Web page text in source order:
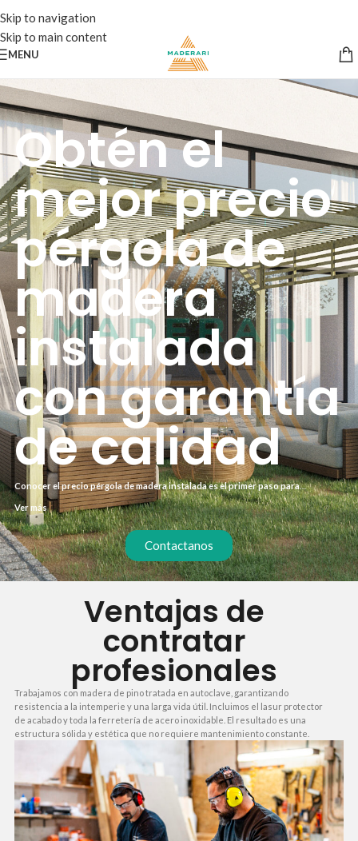
Skip to navigation
Skip to main content
MENU
Obtén el
mejor precio
pérgola de
madera
instalada
con garantía
de calidad
Conocer el precio pérgola de madera instalada es el primer paso para
transformar tu terraza o jardín en un espacio útil y protegido. En nuestra
empresa ofrecemos presupuestos cerrados sin sorpresas, incluyendo
materiales, tratamiento y mano de obra. Así sabes exactamente cuánto invertir
desde el principio.
Ver más
Contactanos
Ventajas de
contratar
profesionales
Trabajamos con madera de pino tratada en autoclave, garantizando
resistencia a la intemperie y una larga vida útil. Incluimos el lasur protector
de acabado y toda la ferretería de acero inoxidable. El resultado es una
estructura sólida y estética que no requiere mantenimiento constante.